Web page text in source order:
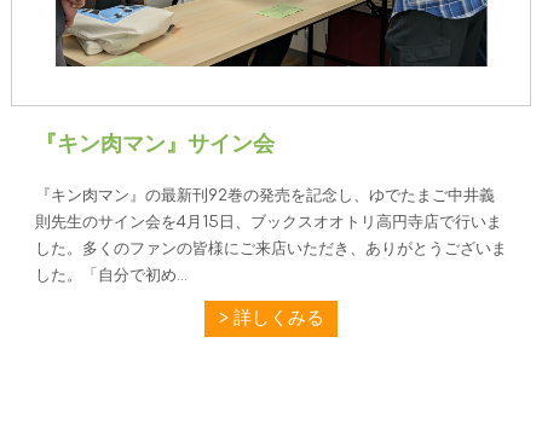
『キン肉マン』サイン会
『キン肉マン』の最新刊92巻の発売を記念し、ゆでたまご中井義
則先生のサイン会を4月15日、ブックスオオトリ高円寺店で行いま
した。多くのファンの皆様にご来店いただき、ありがとうございま
した。「自分で初め...
詳しくみる